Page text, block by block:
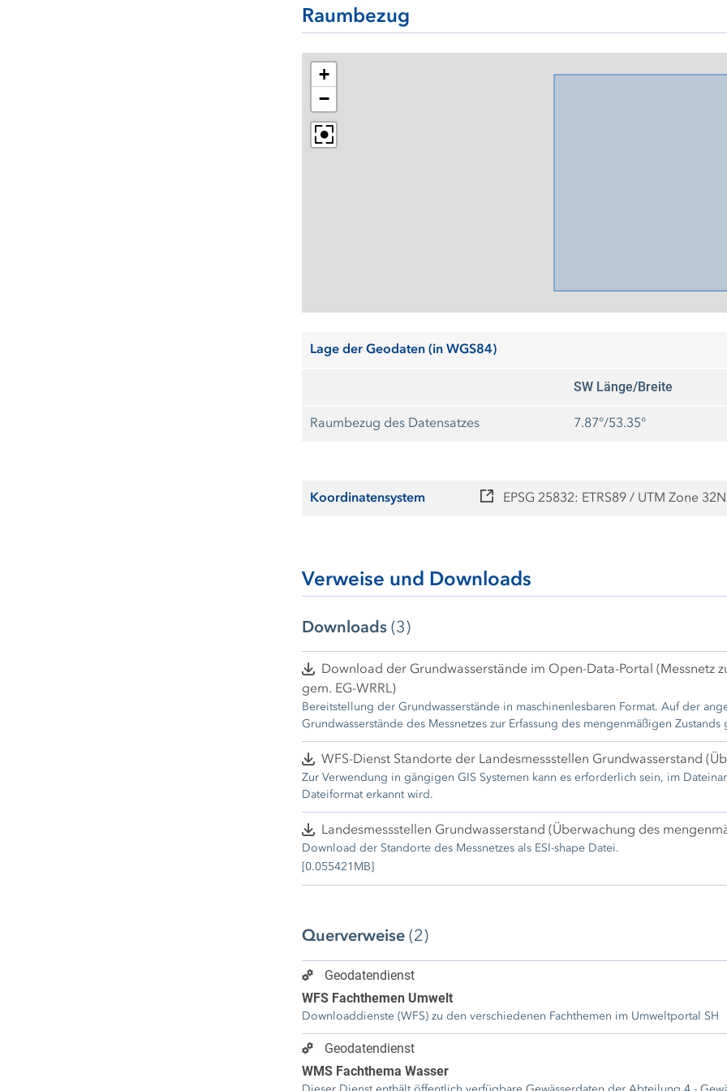
Raumbezug
+
−
Lage der Geodaten (in WGS84)
SW Länge/Breite
Raumbezug des Datensatzes 7.87°/53.35°
Koordinatensystem EPSG 25832: ETRS89 / UTM Zone 32N
Verweise und Downloads
Downloads (3)
Download der Grundwasserstände im Open-Data-Portal (Messnetz
gem. EG-WRRL)
Bereitstellung der Grundwasserstände in maschinenlesbaren Format. Auf der angegebenen Internetseite sind die Informationen und
Grundwasserstände des Messnetzes zur Erfassung des mengenmäßigen Zustands
Auswahl einer Messstelle lassen sich die Grundwasserstände der ausgewählten
WFS-Dienst Standorte der Landesmessstellen Grundwasserstand
Zur Verwendung in gängigen GIS Systemen kann es erforderlich sein, im
Dateiformat erkannt wird.
Landesmessstellen Grundwasserstand (Überwachung des
Download der Standorte des Messnetzes als ESI-shape Datei.
[0.055421MB]
Querverweise (2)
Geodatendienst
WFS Fachthemen Umwelt
Downloaddienste (WFS) zu den verschiedenen Fachthemen im Umweltportal SH
Geodatendienst
WMS Fachthema Wasser